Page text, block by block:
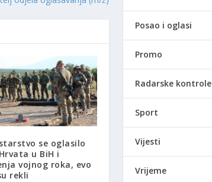
se oglasilo
u BiH i
vojnog roka, evo
rekli
Posao i oglasi
Promo
Radarske kontrole
Sport
Vijesti
Vrijeme